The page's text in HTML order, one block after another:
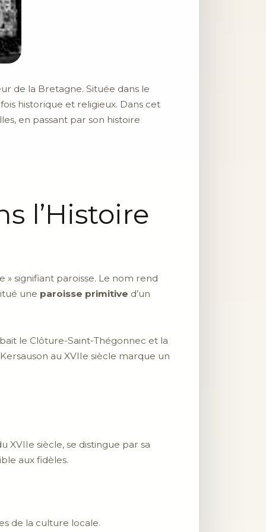
de la Bretagne. Située dans le
historique et religieux. Dans cet
en passant par son histoire
l’Histoire
signifiant paroisse. Le nom rend
une paroisse primitive d’un
le Clôture-Saint-Thégonnec et la
au XVIIe siècle marque un
XVIIe siècle, se distingue par sa
aux fidèles.
de la culture locale.